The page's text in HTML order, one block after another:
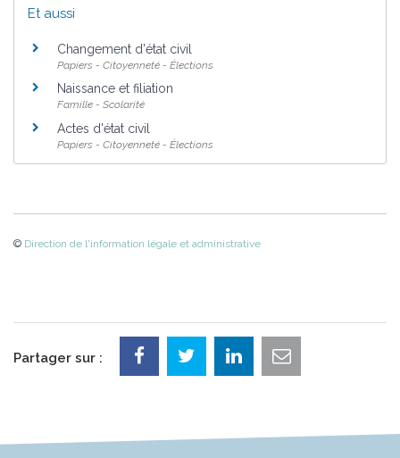
Et aussi
Changement d'état civil
Papiers - Citoyenneté - Élections
Naissance et filiation
Famille - Scolarité
Actes d'état civil
Papiers - Citoyenneté - Élections
© Direction de l'information légale et administrative
Partager sur :